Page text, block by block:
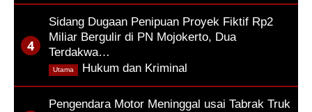
Sidang Dugaan Penipuan Proyek Fiktif Rp2
Miliar Bergulir di PN Mojokerto, Dua
Terdakwa…
Hukum dan Kriminal
Utama
Pengendara Motor Meninggal usai Tabrak Truk